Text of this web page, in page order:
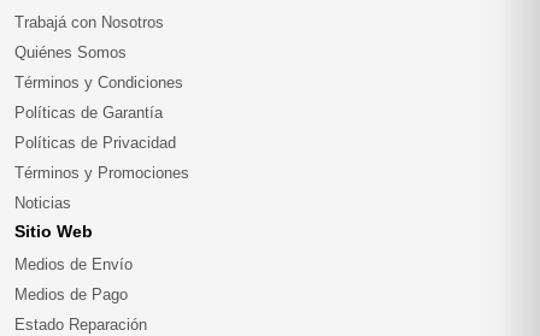
Trabajá con Nosotros
Quiénes Somos
Términos y Condiciones
Políticas de Garantía
Políticas de Privacidad
Términos y Promociones
Noticias
Sitio Web
Medios de Envío
Medios de Pago
Estado Reparación